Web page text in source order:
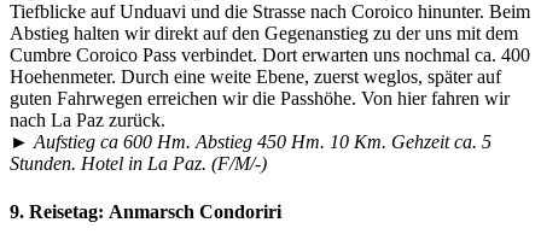
Tiefblicke auf Unduavi und die Strasse nach Coroico hinunter. Beim
Abstieg halten wir direkt auf den Gegenanstieg zu der uns mit dem
Cumbre Coroico Pass verbindet. Dort erwarten uns nochmal ca. 400
Hoehenmeter. Durch eine weite Ebene, zuerst weglos, später auf
guten Fahrwegen erreichen wir die Passhöhe. Von hier fahren wir
nach La Paz zurück.
► Aufstieg ca 600 Hm. Abstieg 450 Hm. 10 Km. Gehzeit ca. 5
Stunden. Hotel in La Paz. (F/M/-)
9. Reisetag: Anmarsch Condoriri